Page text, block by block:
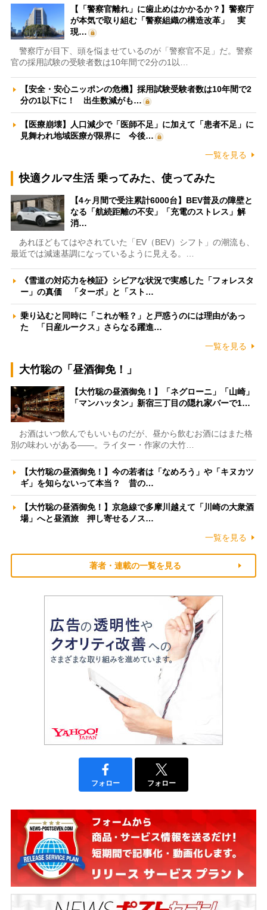
【「警察官離れ」に歯止めはかかるか？】警察庁
が本気で取り組む「警察組織の構造改革」 実
現…
警察庁が目下、頭を悩ませているのが「警察官不足」だ。警察
官の採用試験の受験者数は10年間で2分の1以…
【安全・安心ニッポンの危機】採用試験受験者数は10年間で2
分の1以下に！ 出生数減がも…
【医療崩壊】人口減少で「医師不足」に加えて「患者不足」に
見舞われ地域医療が限界に 今後…
一覧を見る
快適クルマ生活 乗ってみた、使ってみた
【4ヶ月間で受注累計6000台】BEV普及の障壁と
なる「航続距離の不安」「充電のストレス」解
消…
あれほどもてはやされていた「EV（BEV）シフト」の潮流も、
最近では減速基調になっているように見える。…
《雪道の対応力を検証》シビアな状況で実感した「フォレスタ
ー」の真価 「ターボ」と「スト…
乗り込むと同時に「これが軽？」と戸惑うのには理由があっ
た 「日産ルークス」さらなる躍進…
一覧を見る
大竹聡の「昼酒御免！」
【大竹聡の昼酒御免！】「ネグローニ」「山崎」
「マンハッタン」新宿三丁目の隠れ家バーで1…
お酒はいつ飲んでもいいものだが、昼から飲むお酒にはまた格
別の味わいがある――。ライター・作家の大竹…
【大竹聡の昼酒御免！】今の若者は「なめろう」や「キヌカツ
ギ」を知らないって本当？ 昔の…
【大竹聡の昼酒御免！】京急線で多摩川越えて「川崎の大衆酒
場」へと昼酒旅 押し寄せるノス…
一覧を見る
著者・連載の一覧を見る
フォロー フォロー